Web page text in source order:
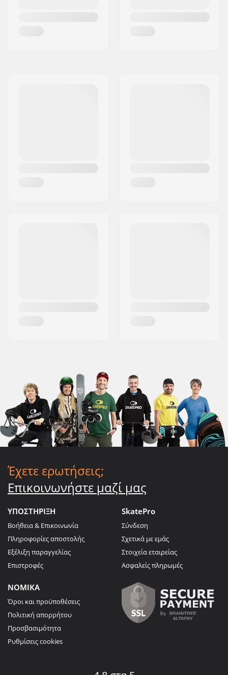
Έχετε ερωτήσεις;
Επικοινωνήστε μαζί μας
ΥΠΟΣΤΗΡΙΞΗ
Βοήθεια & Επικοινωνία
Πληροφορίες αποστολής
Εξέλιξη παραγγελίας
Επιστροφές
SkatePro
Σύνδεση
Σχετικά με εμάς
Στοιχεία εταιρείας
Ασφαλείς πληρωμές
ΝΟΜΙΚΑ
Όροι και προϋποθέσεις
Πολιτική απορρήτου
Προσβασιμότητα
Ρυθμίσεις cookies